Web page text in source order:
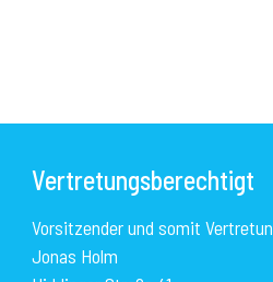
Vertretungsberechtigt
Vorsitzender und somit
Jonas Holm